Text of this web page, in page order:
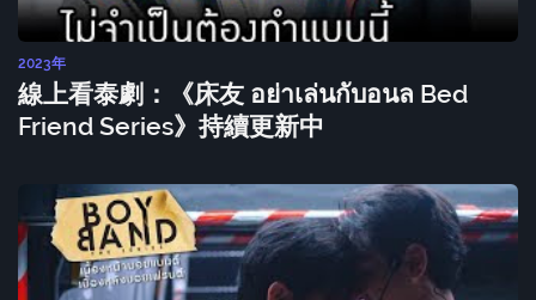
2023年
線上看泰劇：《床友 อย่าเล่นกับอนล Bed
Friend Series》持續更新中